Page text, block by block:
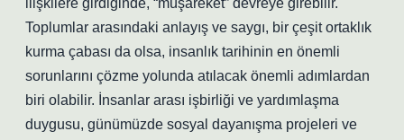
ilişkilere girdiğinde, “müşareket” devreye girebilir.
Toplumlar arasındaki anlayış ve saygı, bir çeşit ortaklık
kurma çabası da olsa, insanlık tarihinin en önemli
sorunlarını çözme yolunda atılacak önemli adımlardan
biri olabilir. İnsanlar arası işbirliği ve yardımlaşma
duygusu, günümüzde sosyal dayanışma projeleri ve